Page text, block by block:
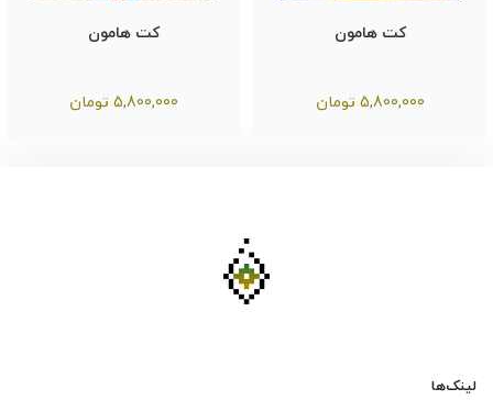
کت هامون
5,800,000 تومان
کت هامون
5,800,000 تومان
لینک‌ها